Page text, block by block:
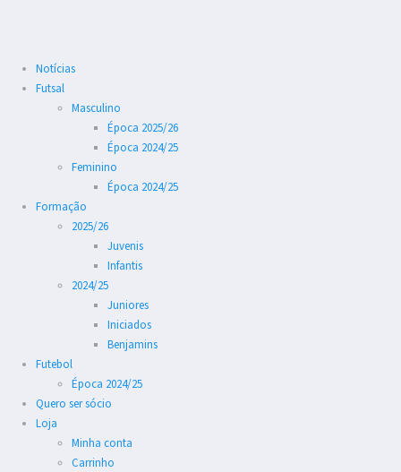
Notícias
Futsal
Masculino
Época 2025/26
Época 2024/25
Feminino
Época 2024/25
Formação
2025/26
Juvenis
Infantis
2024/25
Juniores
Iniciados
Benjamins
Futebol
Época 2024/25
Quero ser sócio
Loja
Minha conta
Carrinho